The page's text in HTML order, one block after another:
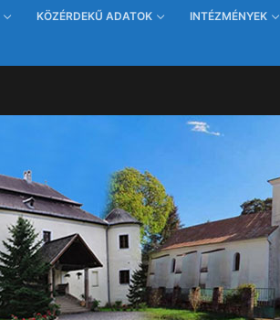
KÖZÉRDEKŰ ADATOK INTÉZMÉNYEK